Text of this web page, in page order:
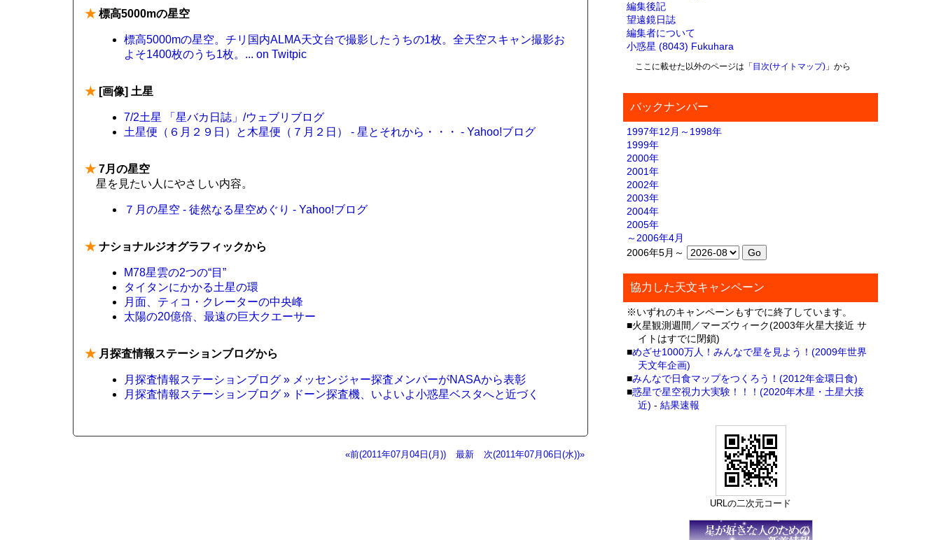
★ 標高5000mの星空
標高5000mの星空。チリ国内ALMA天文台で撮影したうちの1枚。全天空スキャン撮影お
よそ1400枚のうち1枚。... on Twitpic
★ [画像] 土星
7/2土星 「星バカ日誌」/ウェブリブログ
土星便（６月２９日）と木星便（７月２日） - 星とそれから・・・ - Yahoo!ブログ
★ 7月の星空
星を見たい人にやさしい内容。
７月の星空 - 徒然なる星空めぐり - Yahoo!ブログ
★ ナショナルジオグラフィックから
M78星雲の2つの“目”
タイタンにかかる土星の環
月面、ティコ・クレーターの中央峰
太陽の20億倍、最遠の巨大クエーサー
★ 月探査情報ステーションブログから
月探査情報ステーションブログ » メッセンジャー探査メンバーがNASAから表彰
月探査情報ステーションブログ » ドーン探査機、いよいよ小惑星ベスタへと近づく
«前(2011年07月04日(月)) 最新 次(2011年07月06日(水))»
編集後記
望遠鏡日誌
編集者について
小惑星 (8043) Fukuhara
ここに載せた以外のページは「 目次(サイトマップ)」から
バックナンバー
1997年12月～1998年
1999年
2000年
2001年
2002年
2003年
2004年
2005年
～2006年4月
2006年5月～
協力した天文キャンペーン
※いずれのキャンペーンもすでに終了しています。
■火星観測週間／マーズウィーク(2003年火星大接近 サ
イトはすでに閉鎖)
■めざせ1000万人！みんなで星を見よう！(2009年世界
天文年企画)
■みんなで日食マップをつくろう！(2012年金環日食)
■惑星で星空視力大実験！！！(2020年木星・土星大接
近) -結果速報
URLの二次元コード